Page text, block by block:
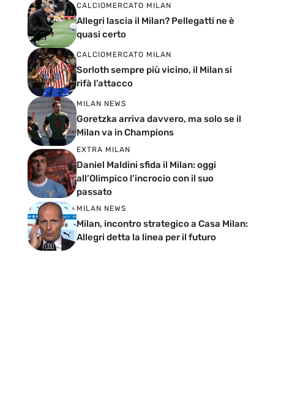
CALCIOMERCATO MILAN
Allegri lascia il Milan? Pellegatti ne è
quasi certo
CALCIOMERCATO MILAN
Sorloth sempre più vicino, il Milan si
rifà l’attacco
MILAN NEWS
Goretzka arriva davvero, ma solo se il
Milan va in Champions
EXTRA MILAN
Daniel Maldini sfida il Milan: oggi
all’Olimpico l’incrocio con il suo
passato
MILAN NEWS
Milan, incontro strategico a Casa Milan:
Allegri detta la linea per il futuro